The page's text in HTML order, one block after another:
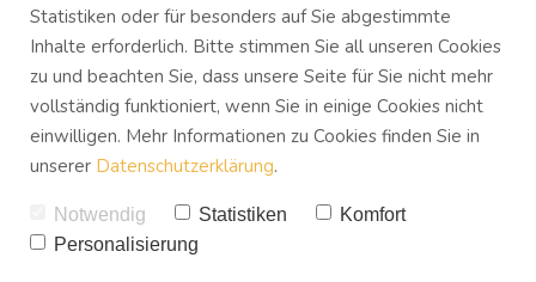
Das Innere Kind
Innerer Frieden
Blog
Podcast
Buch
Download
Online Ausbildung
Psychologischer Coach für
mentales Training
Diese Online-Ausbildung bringt nicht nur endlich
Alltag, sondern könnte es Dir auch ermöglichen,
selbstbestimmt als Coach zu arbeiten, um anderen
Statistiken oder für besonders auf Sie abgestimmte
Inhalte erforderlich. Bitte stimmen Sie all unseren Cookies
zu und beachten Sie, dass unsere Seite für Sie nicht mehr
vollständig funktioniert, wenn Sie in einige Cookies nicht
einwilligen. Mehr Informationen zu Cookies finden Sie in
unserer Datenschutzerklärung.
Notwendig Statistiken
Komfort
Personalisierung